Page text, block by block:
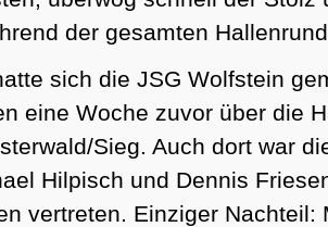
der gesamten
sich die JSG Wolfstein
eine Woche zuvor über die
Sieg. Auch dort war
Hilpisch und Dennis
vertreten. Einziger Nachteil: